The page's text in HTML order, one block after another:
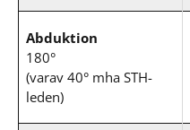
Abduktion
180°
(varav 40° mha STH-
leden)